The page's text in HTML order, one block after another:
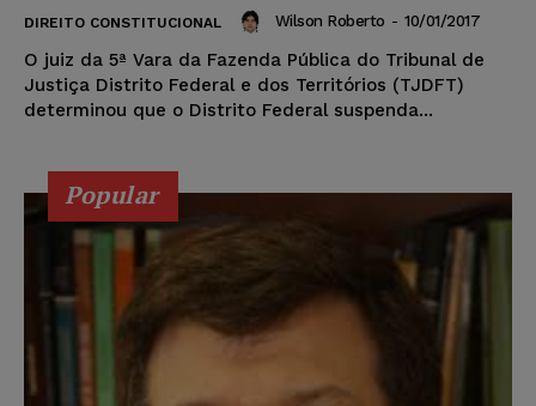
DIREITO CONSTITUCIONAL Wilson Roberto - 10/01/2017
O juiz da 5ª Vara da Fazenda Pública do Tribunal de
Justiça Distrito Federal e dos Territórios (TJDFT)
determinou que o Distrito Federal suspenda...
Popular